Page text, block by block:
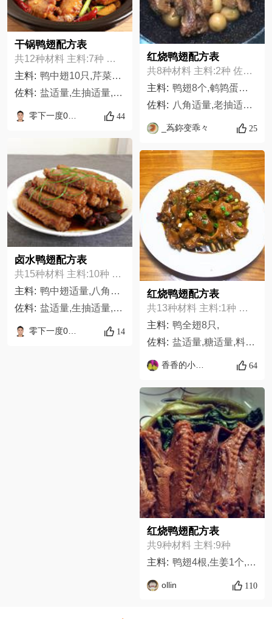
干锅鸭翅配方表
共12种材料 主料:7种 佐料:5种
主料: 鸭中翅10只,芹菜适量,蒜头适量,干辣椒适量,红花椒适量,姜适量,香辣酱1勺
佐料: 盐适量,生抽适量,五香粉适量,芝麻油适量,面粉适量
零下一度0511 44
卤水鸭翅配方表
共15种材料 主料:10种 佐料:5种
主料: 鸭中翅适量,八角2个,桂皮2片,红花椒适量,干辣椒几个,姜几片,沙姜适量,丁香适量,茴香适量,香叶几片
佐料: 盐适量,生抽适量,老抽适量,香辣酱1勺,芝麻油几滴
零下一度0511 14
红烧鸭翅配方表
共8种材料 主料:2种 佐料:6种
主料: 鸭翅8个,鹌鹑蛋适量,
佐料: 八角适量,老抽适量,生抽适量,盐适量,料酒适量,姜片适量
_蒍鉨变乖々 25
红烧鸭翅配方表
共13种材料 主料:1种 佐料:12种
主料: 鸭全翅8只,
佐料: 盐适量,糖适量,料酒适量,生抽适量,老抽适量,葱适量,干辣椒适量,鸡精适量,八角适量,桂皮适量,姜适量,蒜适量
香香的小厨房 64
红烧鸭翅配方表
共9种材料 主料:9种
主料: 鸭翅4根,生姜1个,蒜瓣3枚,老抽,生抽,料酒,盐,糖,八角,
ollin 110